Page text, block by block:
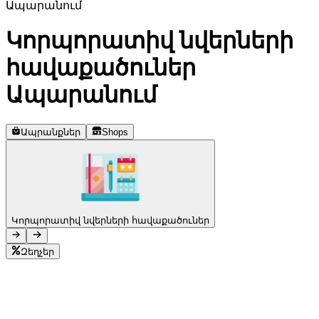
Պատվերի կարգավիճակ
Սպասող պատվեր
Ապարանում
Կորպորատիվ նվերների
հավաքածուներ
Ապարանում
Ապրանքներ Shops
Կորպորատիվ նվերների հավաքածուներ
Զեղչեր